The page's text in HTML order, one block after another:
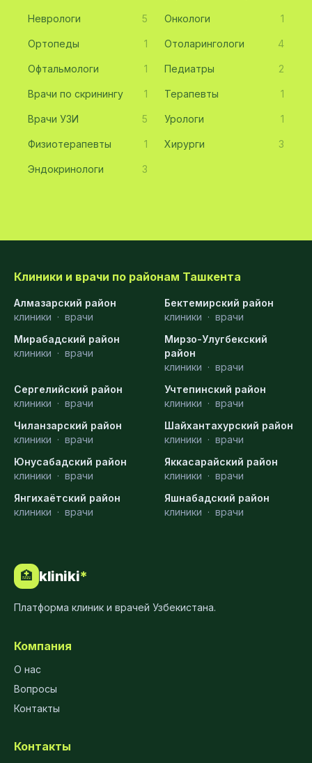
Неврологи 5 Онкологи 1
Ортопеды 1 Отоларингологи 4
Офтальмологи 1 Педиатры 2
Врачи по скринингу 1 Терапевты 1
Врачи УЗИ 5 Урологи 1
Физиотерапевты 1 Хирурги 3
Эндокринологи 3
Клиники и врачи по районам Ташкента
Алмазарский район
клиники · врачи
Бектемирский район
клиники · врачи
Мирабадский район
клиники · врачи
Мирзо-Улугбекский
район
клиники · врачи
Сергелийский район
клиники · врачи
Учтепинский район
клиники · врачи
Чиланзарский район
клиники · врачи
Шайхантахурский район
клиники · врачи
Юнусабадский район
клиники · врачи
Яккасарайский район
клиники · врачи
Янгихаётский район
клиники · врачи
Яшнабадский район
клиники · врачи
🏥 kliniki*
Платформа клиник и врачей Узбекистана.
Компания
О нас
Вопросы
Контакты
Контакты